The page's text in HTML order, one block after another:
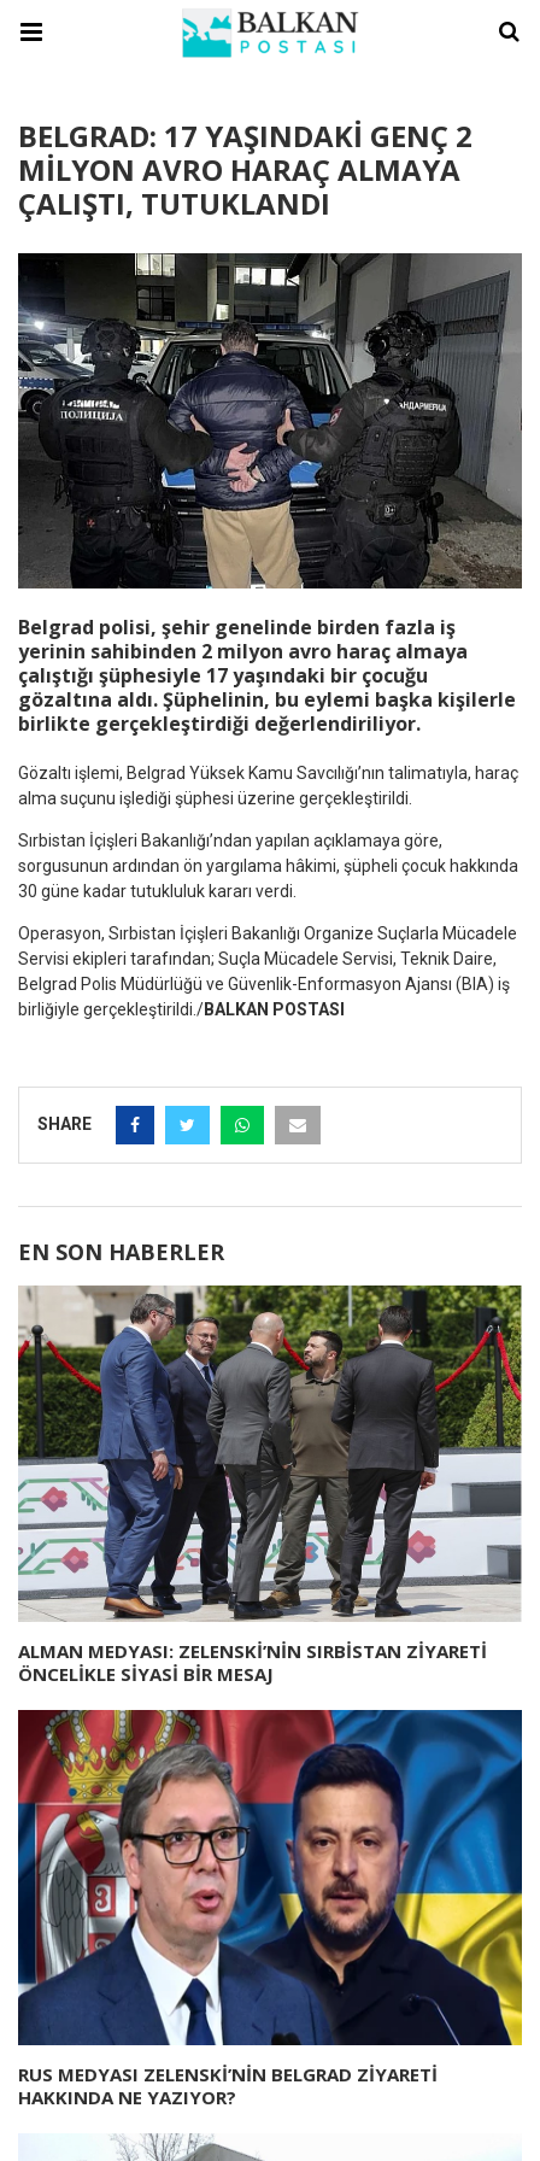
BELGRAD: 17 YAŞINDAKİ GENÇ 2
MİLYON AVRO HARAÇ ALMAYA
ÇALIŞTI, TUTUKLANDI
Belgrad polisi, şehir genelinde birden fazla iş
yerinin sahibinden 2 milyon avro haraç almaya
çalıştığı şüphesiyle 17 yaşındaki bir çocuğu
gözaltına aldı. Şüphelinin, bu eylemi başka kişilerle
birlikte gerçekleştirdiği değerlendiriliyor.
Gözaltı işlemi, Belgrad Yüksek Kamu Savcılığı’nın talimatıyla, haraç
alma suçunu işlediği şüphesi üzerine gerçekleştirildi.
Sırbistan İçişleri Bakanlığı’ndan yapılan açıklamaya göre,
sorgusunun ardından ön yargılama hâkimi, şüpheli çocuk hakkında
30 güne kadar tutukluluk kararı verdi.
Operasyon, Sırbistan İçişleri Bakanlığı Organize Suçlarla Mücadele
Servisi ekipleri tarafından; Suçla Mücadele Servisi, Teknik Daire,
Belgrad Polis Müdürlüğü ve Güvenlik-Enformasyon Ajansı (BIA) iş
birliğiyle gerçekleştirildi./BALKAN POSTASI
SHARE
EN SON HABERLER
ALMAN MEDYASI: ZELENSKİ’NİN SIRBİSTAN ZİYARETİ
ÖNCELİKLE SİYASİ BİR MESAJ
RUS MEDYASI ZELENSKİ’NİN BELGRAD ZİYARETİ
HAKKINDA NE YAZIYOR?